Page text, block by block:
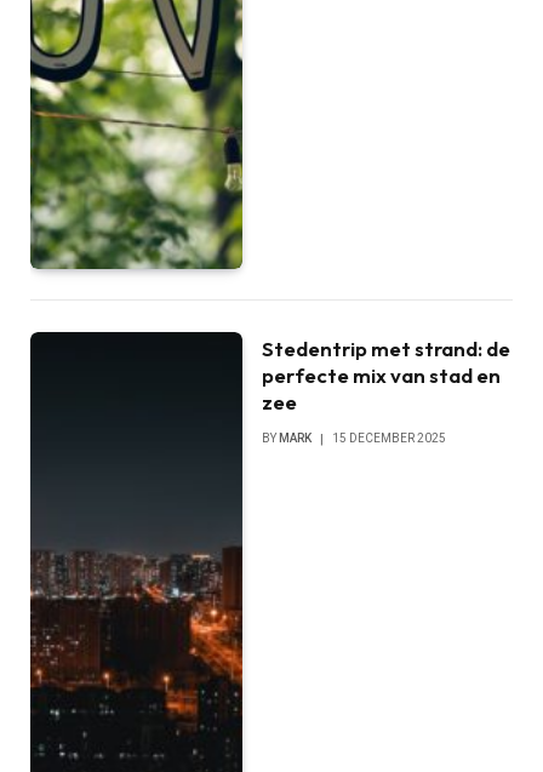
Stedentrip met strand: de
perfecte mix van stad en
zee
BY MARK 15 DECEMBER 2025